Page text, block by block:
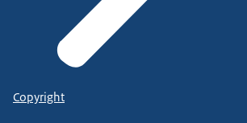
Copyright